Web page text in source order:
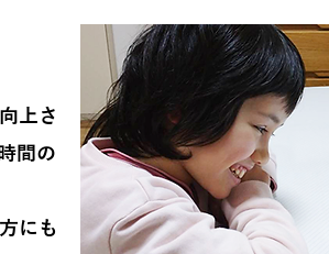
上さ
間の
にも